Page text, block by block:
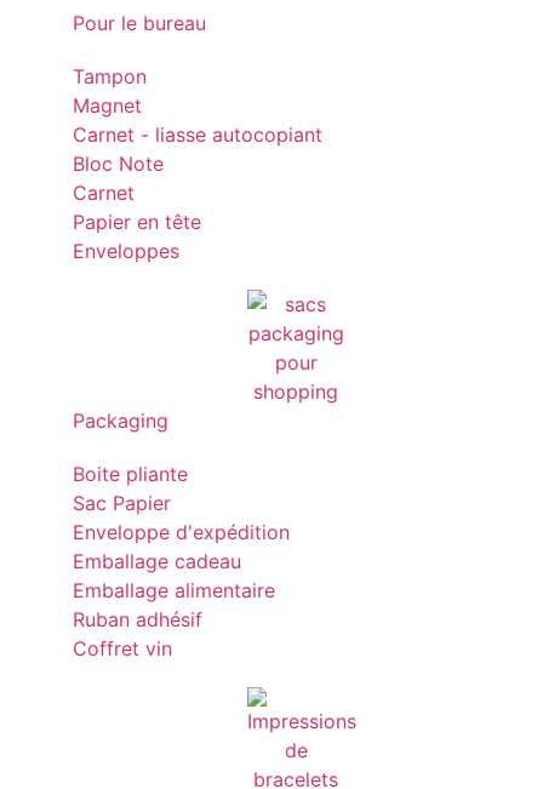
Pour le bureau
Tampon
Magnet
Carnet - liasse autocopiant
Bloc Note
Carnet
Papier en tête
Enveloppes
Packaging
Boite pliante
Sac Papier
Enveloppe d'expédition
Emballage cadeau
Emballage alimentaire
Ruban adhésif
Coffret vin